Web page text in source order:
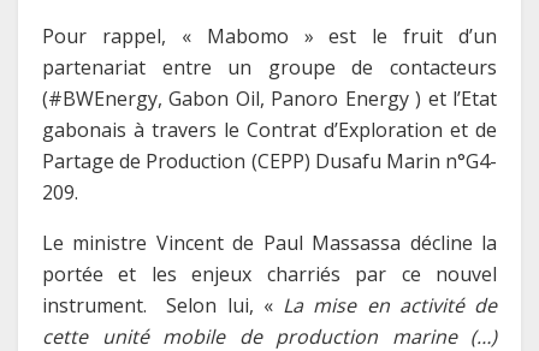
Pour rappel, « Mabomo » est le fruit d’un
partenariat entre un groupe de contacteurs
(#BWEnergy, Gabon Oil, Panoro Energy ) et l’Etat
gabonais à travers le Contrat d’Exploration et de
Partage de Production (CEPP) Dusafu Marin n°G4-
209.
Le ministre Vincent de Paul Massassa décline la
portée et les enjeux charriés par ce nouvel
instrument. Selon lui, «La mise en activité de
cette unité mobile de production marine (…)